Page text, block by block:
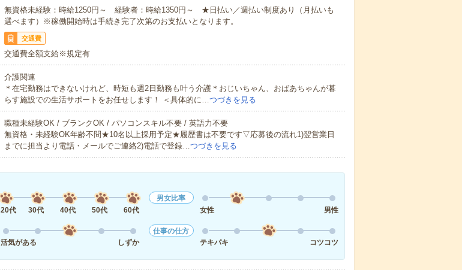
無資格未経験：時給1250円～ 経験者：時給1350円～ ★日払い／週払い制度あり（月払いも
選べます）※稼働開始時は手続き完了次第のお支払いとなります。
交通費
交通費全額支給※規定有
介護関連
＊在宅勤務はできないけれど、時短も週2日勤務も叶う介護＊おじいちゃん、おばあちゃんが暮
らす施設での生活サポートをお任せします！ ＜具体的に…つづきを見る
職種未経験OK / ブランクOK / パソコンスキル不要 / 英語力不要
無資格・未経験OK年齢不問★10名以上採用予定★履歴書は不要です▽応募後の流れ1)翌営業日
までに担当より電話・メールでご連絡2)電話で登録…つづきを見る
20代
30代 40代 50代 60代
男女比率
女性
男性
活気がある
しずか
仕事の仕方
テキパキ
コツコツ